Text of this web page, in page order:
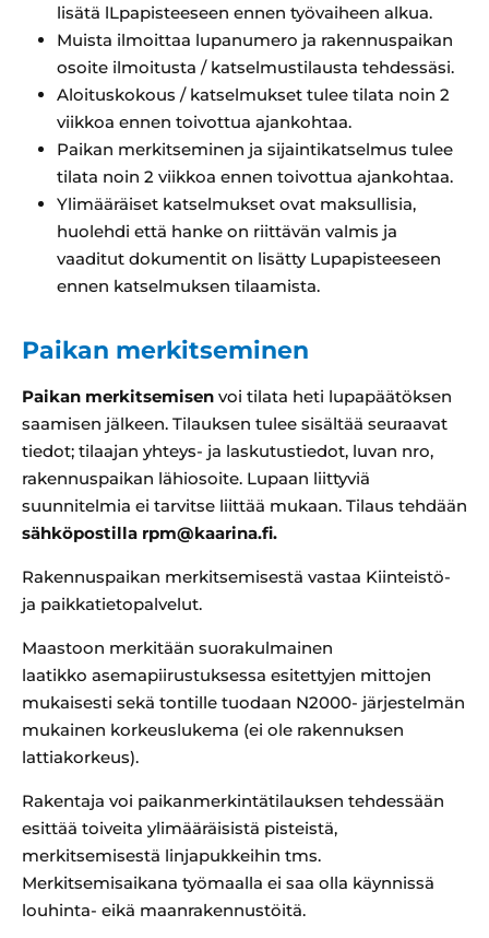
lisätä lLpapisteeseen ennen työvaiheen alkua.
Muista ilmoittaa lupanumero ja rakennuspaikan
osoite ilmoitusta / katselmustilausta tehdessäsi.
Aloituskokous / katselmukset tulee tilata noin 2
viikkoa ennen toivottua ajankohtaa.
Paikan merkitseminen ja sijaintikatselmus tulee
tilata noin 2 viikkoa ennen toivottua ajankohtaa.
Ylimääräiset katselmukset ovat maksullisia,
huolehdi että hanke on riittävän valmis ja
vaaditut dokumentit on lisätty Lupapisteeseen
ennen katselmuksen tilaamista.
Paikan merkitseminen
Paikan merkitsemisen voi tilata heti lupapäätöksen
saamisen jälkeen. Tilauksen tulee sisältää seuraavat
tiedot; tilaajan yhteys- ja laskutustiedot, luvan nro,
rakennuspaikan lähiosoite. Lupaan liittyviä
suunnitelmia ei tarvitse liittää mukaan. Tilaus tehdään
sähköpostilla rpm@kaarina.fi.
Rakennuspaikan merkitsemisestä vastaa Kiinteistö-
ja paikkatietopalvelut.
Maastoon merkitään suorakulmainen
laatikko asemapiirustuksessa esitettyjen mittojen
mukaisesti sekä tontille tuodaan N2000- järjestelmän
mukainen korkeuslukema (ei ole rakennuksen
lattiakorkeus).
Rakentaja voi paikanmerkintätilauksen tehdessään
esittää toiveita ylimääräisistä pisteistä,
merkitsemisestä linjapukkeihin tms.
Merkitsemisaikana työmaalla ei saa olla käynnissä
louhinta- eikä maanrakennustöitä.